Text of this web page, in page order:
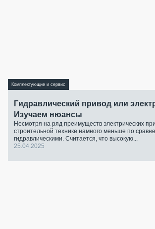
Комплектующие и сервис
Гидравлический привод или
Изучаем нюансы
Несмотря на ряд преимуществ электрических
строительной технике намного меньше по
гидравлическими. Считается, что высокую...
25.04.2025